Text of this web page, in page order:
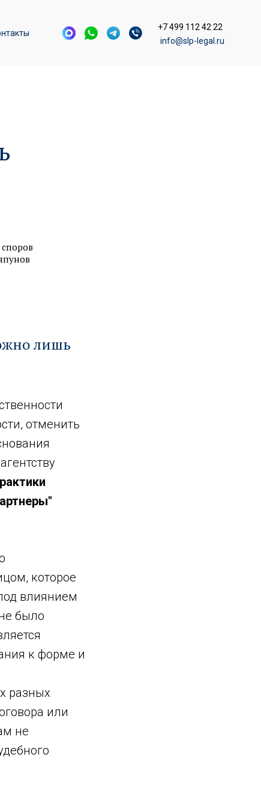
info@slp-legal.ru
+7 499 112 42 22
лишь
отменить
которое
влиянием
было
к форме и
разных
или
не